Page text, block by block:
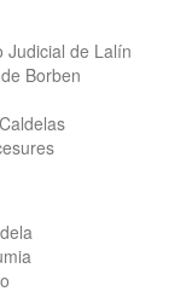
Judicial de Lalín
Borben